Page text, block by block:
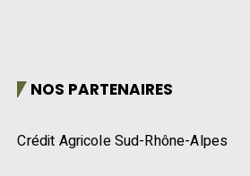
NOS PARTENAIRES
Crédit Agricole Sud-Rhône-Alpes